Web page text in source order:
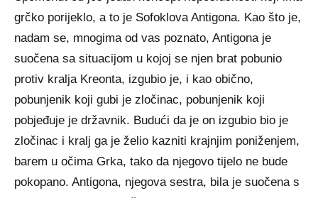
grčko porijeklo, a to je Sofoklova Antigona. Kao što je,
nadam se, mnogima od vas poznato, Antigona je
suočena sa situacijom u kojoj se njen brat pobunio
protiv kralja Kreonta, izgubio je, i kao obično,
pobunjenik koji gubi je zločinac, pobunjenik koji
pobjeđuje je državnik. Budući da je on izgubio bio je
zločinac i kralj ga je želio kazniti krajnjim poniženjem,
barem u očima Grka, tako da njegovo tijelo ne bude
pokopano. Antigona, njegova sestra, bila je suočena s